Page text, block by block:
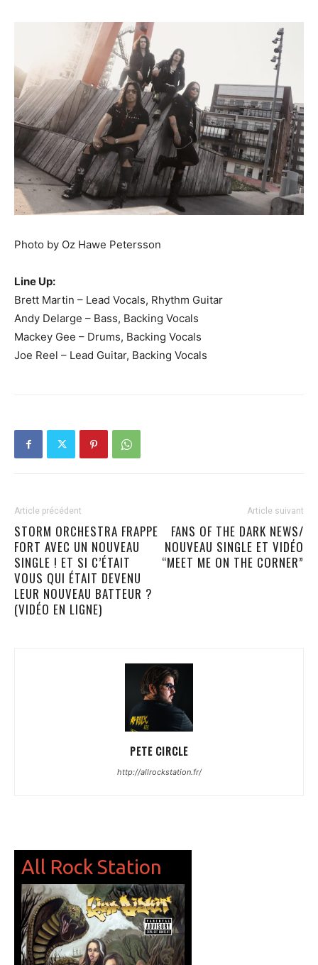
Photo by Oz Hawe Petersson
Line Up:
Brett Martin – Lead Vocals, Rhythm Guitar
Andy Delarge – Bass, Backing Vocals
Mackey Gee – Drums, Backing Vocals
Joe Reel – Lead Guitar, Backing Vocals
Article précédent
STORM ORCHESTRA FRAPPE
FORT AVEC UN NOUVEAU
SINGLE ! ET SI C’ÉTAIT
VOUS QUI ÉTAIT DEVENU
LEUR NOUVEAU BATTEUR ?
(VIDÉO EN LIGNE)
Article suivant
FANS OF THE DARK NEWS/
NOUVEAU SINGLE ET VIDÉO
“MEET ME ON THE CORNER”
PETE CIRCLE
http://allrockstation.fr/